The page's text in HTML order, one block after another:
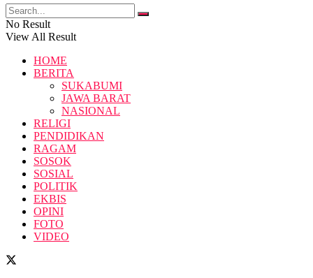
No Result
View All Result
HOME
BERITA
SUKABUMI
JAWA BARAT
NASIONAL
RELIGI
PENDIDIKAN
RAGAM
SOSOK
SOSIAL
POLITIK
EKBIS
OPINI
FOTO
VIDEO